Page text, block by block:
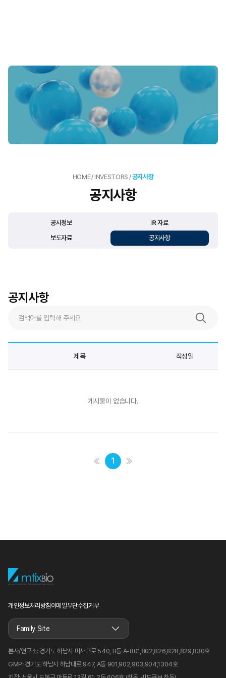
HOME/ INVESTORS /공지사항
공지사항
공시정보
IR 자료
보도자료
공지사항
공지사항
제목 작성일
게시물이 없습니다.
1
본사/연구소:경기도 하남시 미사대로 540, B동 A-801,802,826,828,829,830호
GMP:경기도 하남시 하남대로 947, A동 901,902,903,904,1304호
개인정보처리방침이메일무단수집거부
Family Site